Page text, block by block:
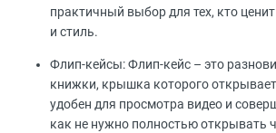
практичный выбор для тех, кто
и стиль.
Флип-кейсы: Флип-кейс – это
книжки, крышка которого
удобен для просмотра видео и
как не нужно полностью открывать